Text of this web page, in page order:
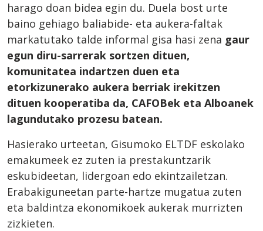
harago doan bidea egin du. Duela bost urte
baino gehiago baliabide- eta aukera-faltak
markatutako talde informal gisa hasi zena gaur
egun diru-sarrerak sortzen dituen,
komunitatea indartzen duen eta
etorkizunerako aukera berriak irekitzen
dituen kooperatiba da, CAFOBek eta Alboanek
lagundutako prozesu batean.
Hasierako urteetan, Gisumoko ELTDF eskolako
emakumeek ez zuten ia prestakuntzarik
eskubideetan, lidergoan edo ekintzailetzan.
Erabakiguneetan parte-hartze mugatua zuten
eta baldintza ekonomikoek aukerak murrizten
zizkieten.